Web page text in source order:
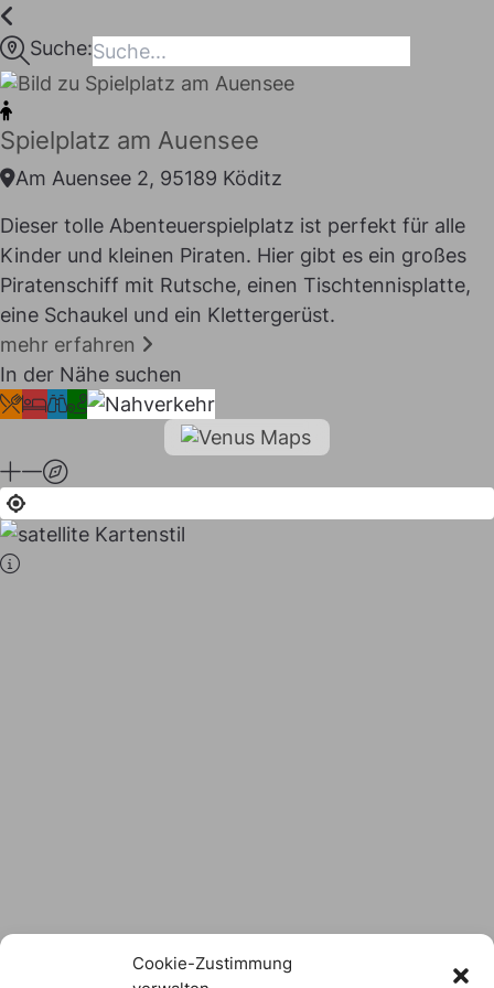
Cookie-Zustimmung
springen
maps
Suche:
Spielplatz am Auensee
Am Auensee 2, 95189 Köditz
Dieser tolle Abenteuerspielplatz ist perfekt für alle
Kinder und kleinen Piraten. Hier gibt es ein großes
Piratenschiff mit Rutsche, einen Tischtennisplatte,
eine Schaukel und ein Klettergerüst.
mehr erfahren
In der Nähe suchenI LIKE
Logo Download